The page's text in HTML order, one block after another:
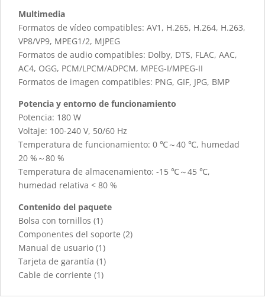
Multimedia
Formatos de vídeo compatibles: AV1, H.265, H.264, H.263,
VP8/VP9, MPEG1/2, MJPEG
Formatos de audio compatibles: Dolby, DTS, FLAC, AAC,
AC4, OGG, PCM/LPCM/ADPCM, MPEG-I/MPEG-II
Formatos de imagen compatibles: PNG, GIF, JPG, BMP
Potencia y entorno de funcionamiento
Potencia: 180 W
Voltaje: 100-240 V, 50/60 Hz
Temperatura de funcionamiento: 0 ℃～40 ℃, humedad
20 %～80 %
Temperatura de almacenamiento: -15 ℃～45 ℃,
humedad relativa < 80 %
Contenido del paquete
Bolsa con tornillos (1)
Componentes del soporte (2)
Manual de usuario (1)
Tarjeta de garantía (1)
Cable de corriente (1)